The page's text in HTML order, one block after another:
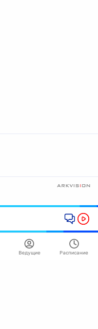
Ведущие Расписание